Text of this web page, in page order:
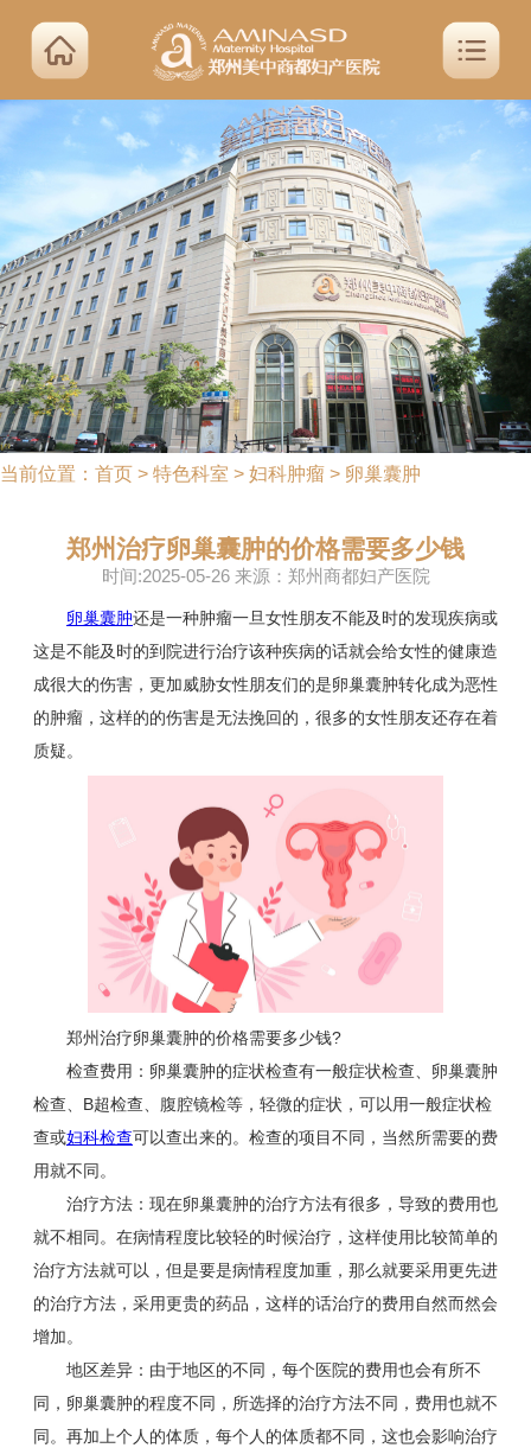
当前位置： 首页 > 特色科室 > 妇科肿瘤 > 卵巢囊肿
郑州治疗卵巢囊肿的价格需要多少钱
时间:2025-05-26 来源：郑州商都妇产医院
卵巢囊肿还是一种肿瘤一旦女性朋友不能及时的发现疾病或
这是不能及时的到院进行治疗该种疾病的话就会给女性的健康造
成很大的伤害，更加威胁女性朋友们的是卵巢囊肿转化成为恶性
的肿瘤，这样的的伤害是无法挽回的，很多的女性朋友还存在着
质疑。
郑州治疗卵巢囊肿的价格需要多少钱?
检查费用：卵巢囊肿的症状检查有一般症状检查、卵巢囊肿
检查、B超检查、腹腔镜检等，轻微的症状，可以用一般症状检
查或妇科检查可以查出来的。检查的项目不同，当然所需要的费
用就不同。
治疗方法：现在卵巢囊肿的治疗方法有很多，导致的费用也
就不相同。在病情程度比较轻的时候治疗，这样使用比较简单的
治疗方法就可以，但是要是病情程度加重，那么就要采用更先进
的治疗方法，采用更贵的药品，这样的话治疗的费用自然而然会
增加。
地区差异：由于地区的不同，每个医院的费用也会有所不
同，卵巢囊肿的程度不同，所选择的治疗方法不同，费用也就不
同。再加上个人的体质，每个人的体质都不同，这也会影响治疗